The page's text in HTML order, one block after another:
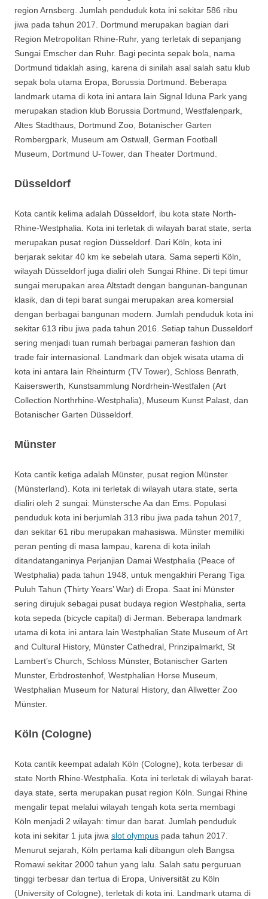
region Arnsberg. Jumlah penduduk kota ini sekitar 586 ribu
jiwa pada tahun 2017. Dortmund merupakan bagian dari
Region Metropolitan Rhine-Ruhr, yang terletak di sepanjang
Sungai Emscher dan Ruhr. Bagi pecinta sepak bola, nama
Dortmund tidaklah asing, karena di sinilah asal salah satu klub
sepak bola utama Eropa, Borussia Dortmund. Beberapa
landmark utama di kota ini antara lain Signal Iduna Park yang
merupakan stadion klub Borussia Dortmund, Westfalenpark,
Altes Stadthaus, Dortmund Zoo, Botanischer Garten
Rombergpark, Museum am Ostwall, German Football
Museum, Dortmund U-Tower, dan Theater Dortmund.
Düsseldorf
Kota cantik kelima adalah Düsseldorf, ibu kota state North-
Rhine-Westphalia. Kota ini terletak di wilayah barat state, serta
merupakan pusat region Düsseldorf. Dari Köln, kota ini
berjarak sekitar 40 km ke sebelah utara. Sama seperti Köln,
wilayah Düsseldorf juga dialiri oleh Sungai Rhine. Di tepi timur
sungai merupakan area Altstadt dengan bangunan-bangunan
klasik, dan di tepi barat sungai merupakan area komersial
dengan berbagai bangunan modern. Jumlah penduduk kota ini
sekitar 613 ribu jiwa pada tahun 2016. Setiap tahun Dusseldorf
sering menjadi tuan rumah berbagai pameran fashion dan
trade fair internasional. Landmark dan objek wisata utama di
kota ini antara lain Rheinturm (TV Tower), Schloss Benrath,
Kaiserswerth, Kunstsammlung Nordrhein-Westfalen (Art
Collection Northrhine-Westphalia), Museum Kunst Palast, dan
Botanischer Garten Düsseldorf.
Münster
Kota cantik ketiga adalah Münster, pusat region Münster
(Münsterland). Kota ini terletak di wilayah utara state, serta
dialiri oleh 2 sungai: Münstersche Aa dan Ems. Populasi
penduduk kota ini berjumlah 313 ribu jiwa pada tahun 2017,
dan sekitar 61 ribu merupakan mahasiswa. Münster memiliki
peran penting di masa lampau, karena di kota inilah
ditandatanganinya Perjanjian Damai Westphalia (Peace of
Westphalia) pada tahun 1948, untuk mengakhiri Perang Tiga
Puluh Tahun (Thirty Years’ War) di Eropa. Saat ini Münster
sering dirujuk sebagai pusat budaya region Westphalia, serta
kota sepeda (bicycle capital) di Jerman. Beberapa landmark
utama di kota ini antara lain Westphalian State Museum of Art
and Cultural History, Münster Cathedral, Prinzipalmarkt, St
Lambert’s Church, Schloss Münster, Botanischer Garten
Munster, Erbdrostenhof, Westphalian Horse Museum,
Westphalian Museum for Natural History, dan Allwetter Zoo
Münster.
Köln (Cologne)
Kota cantik keempat adalah Köln (Cologne), kota terbesar di
state North Rhine-Westphalia. Kota ini terletak di wilayah barat-
daya state, serta merupakan pusat region Köln. Sungai Rhine
mengalir tepat melalui wilayah tengah kota serta membagi
Köln menjadi 2 wilayah: timur dan barat. Jumlah penduduk
kota ini sekitar 1 juta jiwa slot olympus pada tahun 2017.
Menurut sejarah, Köln pertama kali dibangun oleh Bangsa
Romawi sekitar 2000 tahun yang lalu. Salah satu perguruan
tinggi terbesar dan tertua di Eropa, Universität zu Köln
(University of Cologne), terletak di kota ini. Landmark utama di